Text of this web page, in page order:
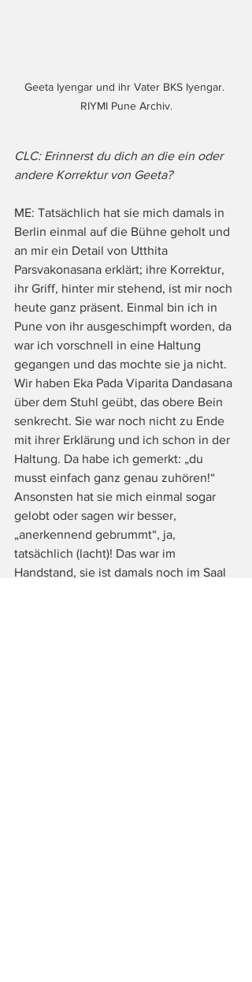
Geeta Iyengar und ihr Vater BKS Iyengar.
RIYMI Pune Archiv.
CLC: Erinnerst du dich an die ein oder
andere Korrektur von Geeta?
ME: Tatsächlich hat sie mich damals in
Berlin einmal auf die Bühne geholt und
an mir ein Detail von Utthita
Parsvakonasana erklärt; ihre Korrektur,
ihr Griff, hinter mir stehend, ist mir noch
heute ganz präsent. Einmal bin ich in
Pune von ihr ausgeschimpft worden, da
war ich vorschnell in eine Haltung
gegangen und das mochte sie ja nicht.
Wir haben Eka Pada Viparita Dandasana
über dem Stuhl geübt, das obere Bein
senkrecht. Sie war noch nicht zu Ende
mit ihrer Erklärung und ich schon in der
Haltung. Da habe ich gemerkt: „du
musst einfach ganz genau zuhören!“
Ansonsten hat sie mich einmal sogar
gelobt oder sagen wir besser,
„anerkennend gebrummt“, ja,
tatsächlich (lacht)! Das war im
Handstand, sie ist damals noch im Saal